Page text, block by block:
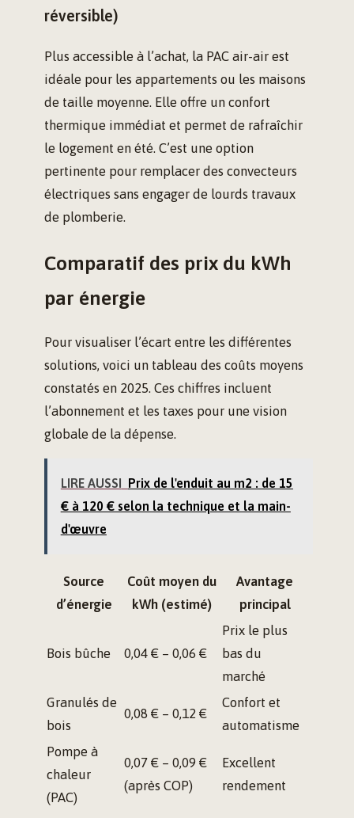
réversible)
Plus accessible à l’achat, la PAC air-air est
idéale pour les appartements ou les maisons
de taille moyenne. Elle offre un confort
thermique immédiat et permet de rafraîchir
le logement en été. C’est une option
pertinente pour remplacer des convecteurs
électriques sans engager de lourds travaux
de plomberie.
Comparatif des prix du kWh
par énergie
Pour visualiser l’écart entre les différentes
solutions, voici un tableau des coûts moyens
constatés en 2025. Ces chiffres incluent
l’abonnement et les taxes pour une vision
globale de la dépense.
LIRE AUSSI Prix de l'enduit au m2 : de 15
€ à 120 € selon la technique et la main-
d'œuvre
Source
d’énergie
Coût moyen du
kWh (estimé)
Avantage
principal
Bois bûche 0,04 € – 0,06 €
Prix le plus
bas du
marché
Granulés de
bois
0,08 € – 0,12 €
Confort et
automatisme
Pompe à
chaleur
(PAC)
0,07 € – 0,09 €
(après COP)
Excellent
rendement